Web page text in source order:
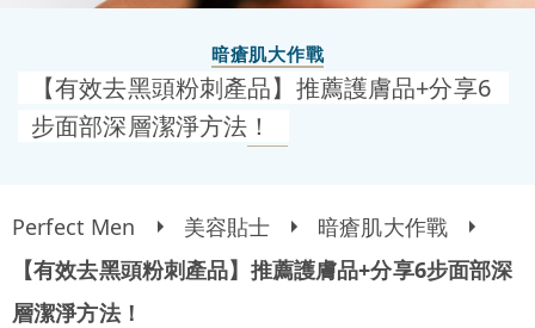
暗瘡肌大作戰
【有效去黑頭粉刺產品】推薦護膚品+分享6
步面部深層潔淨方法！
Perfect Men 美容貼士
暗瘡肌大作戰
【有效去黑頭粉刺產品】推薦護膚品+分享6步面部深
層潔淨方法！